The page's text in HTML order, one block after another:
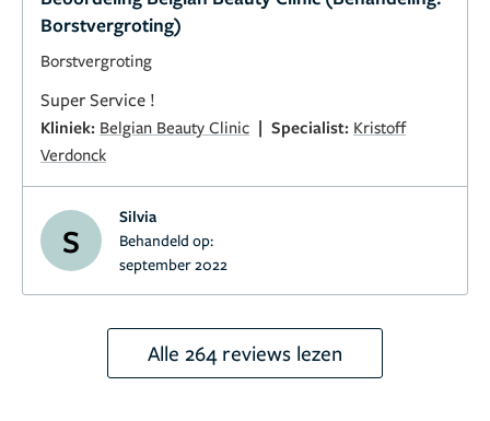
Borstvergroting)
Borstvergroting
Super Service !
Kliniek: Belgian Beauty Clinic | Specialist: Kristoff
Verdonck
S
Silvia
Behandeld op:
september 2022
Alle 264 reviews lezen